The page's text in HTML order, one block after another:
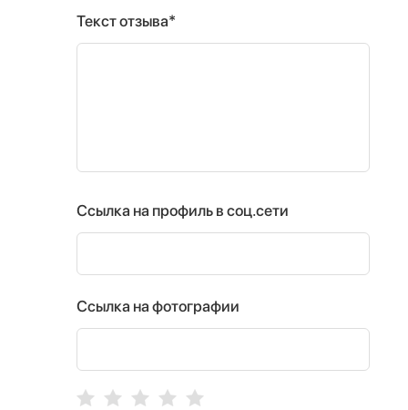
Текст отзыва*
Ссылка на профиль в соц.сети
Ссылка на фотографии